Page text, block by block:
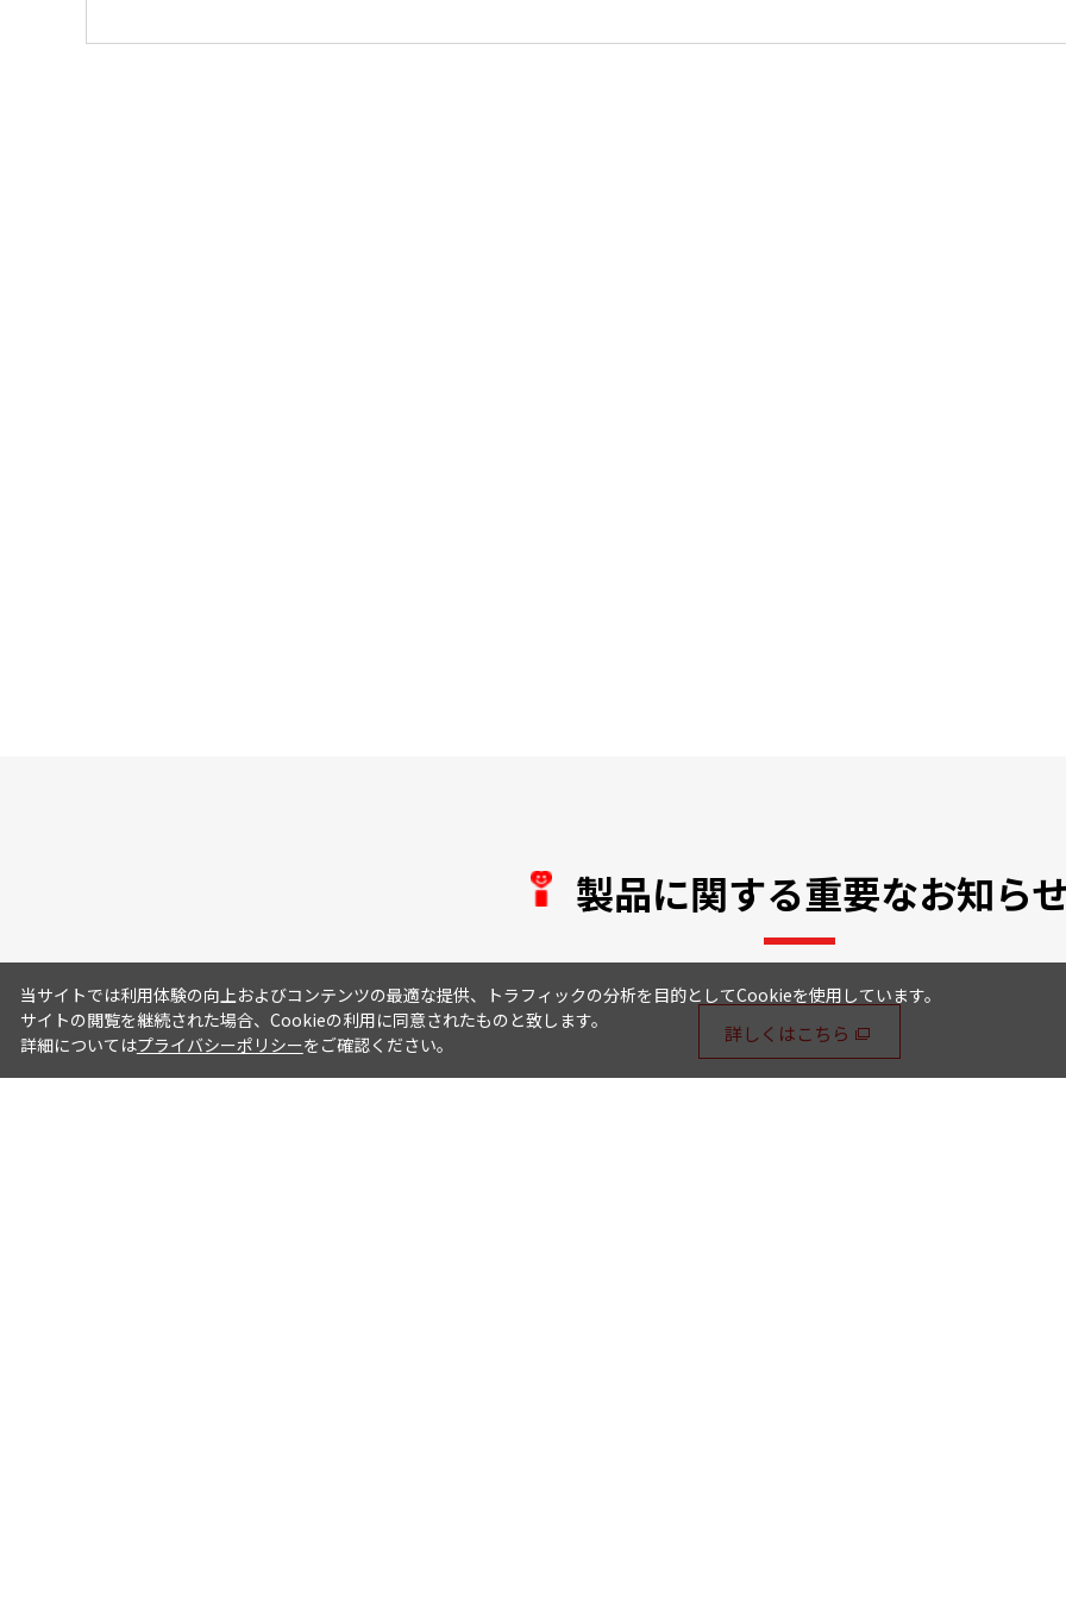
製品に関する重要なお知ら
詳しくはこちら
当サイトでは利用体験の向上およびコンテンツの最適な提供、トラフィックの分析を目的としてCookieを使用しています。
サイトの閲覧を継続された場合、Cookieの利用に同意されたものと致します。
詳細についてはプライバシーポリシーをご確認ください。